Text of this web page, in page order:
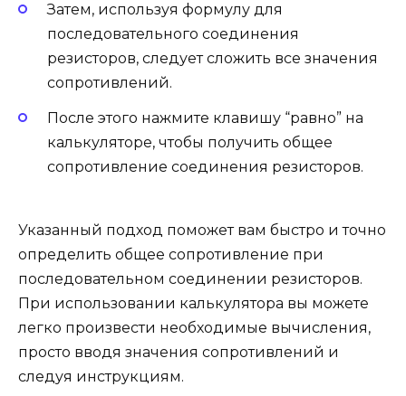
Затем, используя формулу для
последовательного соединения
резисторов, следует сложить все значения
сопротивлений.
После этого нажмите клавишу “равно” на
калькуляторе, чтобы получить общее
сопротивление соединения резисторов.
Указанный подход поможет вам быстро и точно
определить общее сопротивление при
последовательном соединении резисторов.
При использовании калькулятора вы можете
легко произвести необходимые вычисления,
просто вводя значения сопротивлений и
следуя инструкциям.